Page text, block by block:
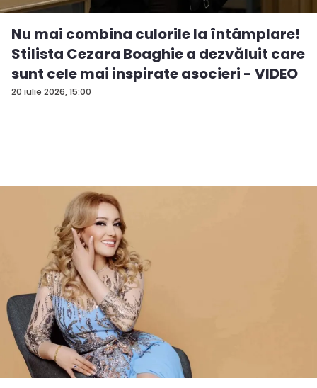
20 iulie 2026, 15:00
Nu mai combina culorile la întâmplare!
Stilista Cezara Boaghie a dezvăluit care
sunt cele mai inspirate asocieri - VIDEO